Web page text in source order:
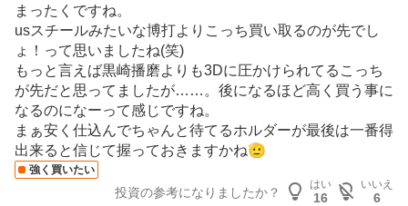
板
記
事
まったくですね。
usスチールみたいな博打よりこっち買い取るのが先でし
ょ！って思いましたね(笑)
もっと言えば黒崎播磨よりも3Dに圧かけられてるこっち
が先だと思ってましたが……。後になるほど高く買う事に
なるのになーって感じですね。
まぁ安く仕込んでちゃんと待てるホルダーが最後は一番得
出来ると信じて握っておきますかね🫡
強く買いたい
投資の参考になりましたか？
はい
16
いいえ
6